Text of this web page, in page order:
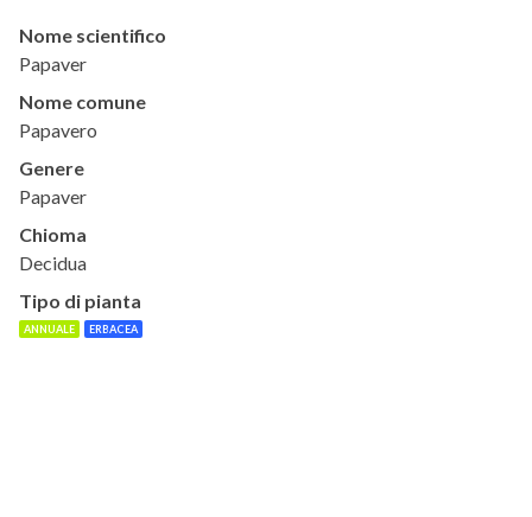
Nome scientifico
Papaver
Nome comune
Papavero
Genere
Papaver
Chioma
Decidua
Tipo di pianta
ANNUALE ERBACEA